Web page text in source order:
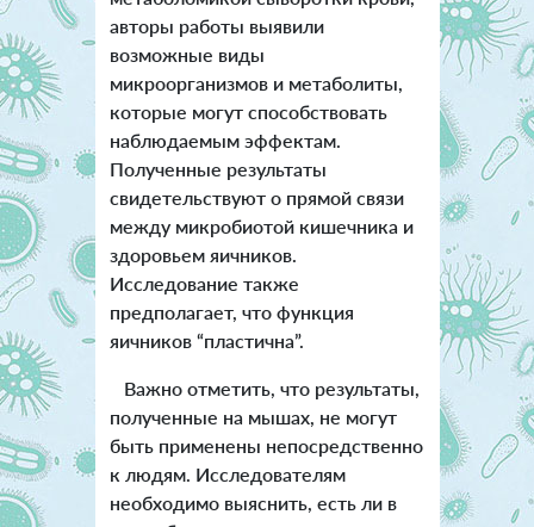
авторы работы выявили
возможные виды
микроорганизмов и метаболиты,
которые могут способствовать
наблюдаемым эффектам.
Полученные результаты
свидетельствуют о прямой связи
между микробиотой кишечника и
здоровьем яичников.
Исследование также
предполагает, что функция
яичников “пластична”.
Важно отметить, что результаты,
полученные на мышах, не могут
быть применены непосредственно
к людям. Исследователям
необходимо выяснить, есть ли в